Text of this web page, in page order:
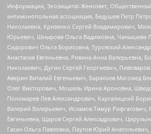
Информации, Экозащита!-Женсовет, Общественный
антимонопольная ассоциация, Бедушев Петр
Николаевна, Кривенко Сергей Владимирович,
Юрьевич, Шнырова Ольга Вадимовна, Чанышева
Сидорович Ольга Борисовна, Туровский
Анастасия Евгеньевна, Ривина Анна Валерьевна,
Николаевич, Дугин Сергей Георгиевич, Пивоваров
Аверин Виталий Евгеньевич, Барахоев Магомед
Олег Викторович, Мошель Ирина Ароновна,
Пономарев Лев Александрович, Каргалицкий
Валерий Валерьевич, Исламов Тимур Рифгатович,
Евгеньевна, Щаров Сергей Алексадрович,
Гасан Ольга Павловна, Паутов Юрий Анатольевич,